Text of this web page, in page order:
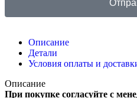
Описание
Детали
Условия оплаты и
Описание
При покупке согласуйте с